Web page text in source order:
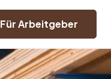
Für Arbeitgeber